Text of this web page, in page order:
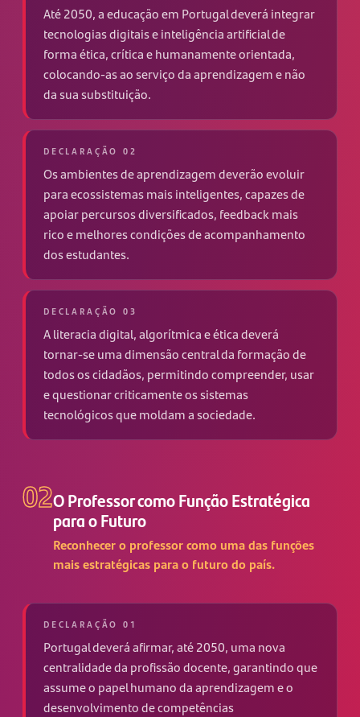
Até 2050, a educação em Portugal deverá integrar
tecnologias digitais e inteligência artificial de
forma ética, crítica e humanamente orientada,
colocando-as ao serviço da aprendizagem e não
da sua substituição.
DECLARAÇÃO 02
Os ambientes de aprendizagem deverão evoluir
para ecossistemas mais inteligentes, capazes de
apoiar percursos diversificados, feedback mais
rico e melhores condições de acompanhamento
dos estudantes.
DECLARAÇÃO 03
A literacia digital, algorítmica e ética deverá
tornar-se uma dimensão central da formação de
todos os cidadãos, permitindo compreender, usar
e questionar criticamente os sistemas
tecnológicos que moldam a sociedade.
02O Professor como Função Estratégica
para o Futuro
Reconhecer o professor como uma das funções
mais estratégicas para o futuro do país.
DECLARAÇÃO 01
Portugal deverá afirmar, até 2050, uma nova
centralidade da profissão docente, garantindo que
assume o papel humano da aprendizagem e o
desenvolvimento de competências